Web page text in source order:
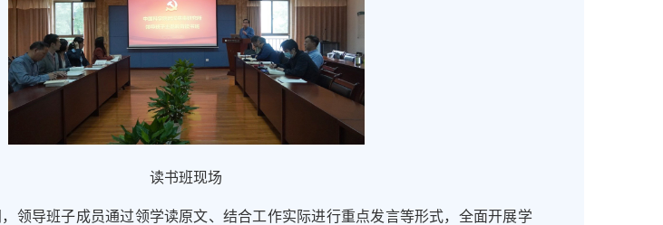
读书班现场
导班子成员通过领学读原文、结合工作实际进行重点发言等形式，全面开展学